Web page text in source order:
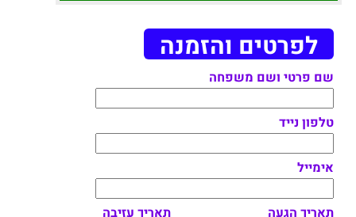
לפרטים והזמנה
שם פרטי ושם משפחה
טלפון נייד
אימייל
תאריך הגעה תאריך עזיבה